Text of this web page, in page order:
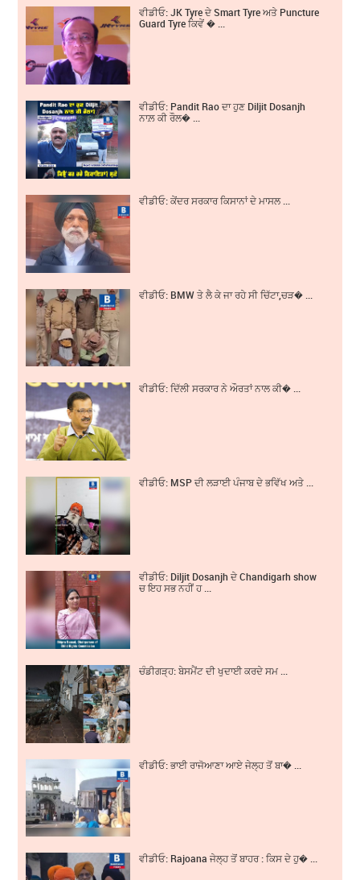
ਵੀਡੀਓ: JK Tyre ਦੇ Smart Tyre ਅਤੇ Puncture
Guard Tyre ਕਿਵੇਂ � ...
ਵੀਡੀਓ: Pandit Rao ਦਾ ਹੁਣ Diljit Dosanjh
ਨਾਲ਼ ਕੀ ਰੌਲ� ...
ਵੀਡੀਓ: ਕੇਂਦਰ ਸਰਕਾਰ ਕਿਸਾਨਾਂ ਦੇ ਮਾਸਲ ...
ਵੀਡੀਓ: BMW ਤੇ ਲੈ ਕੇ ਜਾ ਰਹੇ ਸੀ ਚਿੱਟਾ,ਚੜ� ...
ਵੀਡੀਓ: ਦਿੱਲੀ ਸਰਕਾਰ ਨੇ ਔਰਤਾਂ ਨਾਲ ਕੀ� ...
ਵੀਡੀਓ: MSP ਦੀ ਲੜਾਈ ਪੰਜਾਬ ਦੇ ਭਵਿੱਖ ਅਤੇ ...
ਵੀਡੀਓ: Diljit Dosanjh ਦੇ Chandigarh show
ਚ ਇਹ ਸਭ ਨਹੀਂ ਹ ...
ਚੰਡੀਗੜ੍ਹ: ਬੇਸਮੈਂਟ ਦੀ ਖੁਦਾਈ ਕਰਦੇ ਸਮ ...
ਵੀਡੀਓ: ਭਾਈ ਰਾਜੋਆਣਾ ਆਏ ਜੇਲ੍ਹ ਤੋਂ ਬਾ� ...
ਵੀਡੀਓ: Rajoana ਜੇਲ੍ਹ ਤੋਂ ਬਾਹਰ : ਕਿਸ ਦੇ ਹੁ� ...